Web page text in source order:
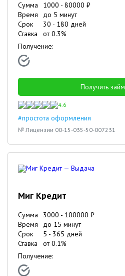
Сумма 1000 - 80000 ₽
Время
до 5 минут
Срок
30 - 180 дней
Ставка
от0.3%
Получение:
Получить займ
4.6
#простота оформления
№ Лицензии 00-15-035-50-007231
Миг Кредит
Сумма 3000 - 100000 ₽
Время
до 15 минут
Срок
5 - 365 дней
Ставка
от0.1%
Получение: